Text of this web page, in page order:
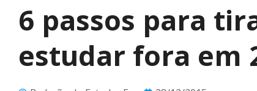
6 passos para
estudar fora em